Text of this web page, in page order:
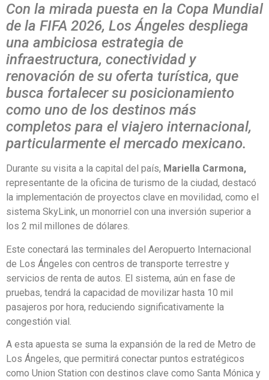
Con la mirada puesta en la Copa Mundial
de la FIFA 2026, Los Ángeles despliega
una ambiciosa estrategia de
infraestructura, conectividad y
renovación de su oferta turística, que
busca fortalecer su posicionamiento
como uno de los destinos más
completos para el viajero internacional,
particularmente el mercado mexicano.
Durante su visita a la capital del país, Mariella Carmona,
representante de la oficina de turismo de la ciudad, destacó
la implementación de proyectos clave en movilidad, como el
sistema SkyLink, un monorriel con una inversión superior a
los 2 mil millones de dólares.
Este conectará las terminales del Aeropuerto Internacional
de Los Ángeles con centros de transporte terrestre y
servicios de renta de autos. El sistema, aún en fase de
pruebas, tendrá la capacidad de movilizar hasta 10 mil
pasajeros por hora, reduciendo significativamente la
congestión vial.
A esta apuesta se suma la expansión de la red de Metro de
Los Ángeles, que permitirá conectar puntos estratégicos
como Union Station con destinos clave como Santa Mónica y